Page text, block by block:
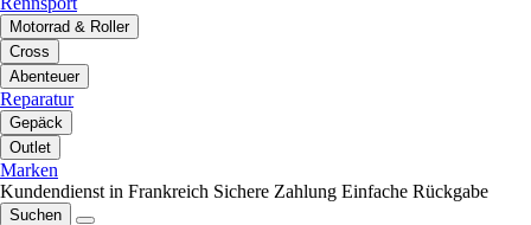
Motorrad & Roller
Cross
Abenteuer
Reparatur
Gepäck
Outlet
Marken
Kundendienst in Frankreich Sichere Zahlung Einfache Rückgabe
Suchen